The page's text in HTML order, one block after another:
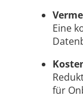
Eine
für